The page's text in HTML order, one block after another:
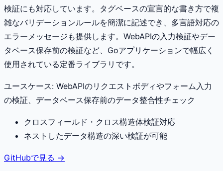
検証にも対応しています。タグベースの宣言的な書き方で複
雑なバリデーションルールを簡潔に記述でき、多言語対応の
エラーメッセージも提供します。WebAPIの入力検証やデー
タベース保存前の検証など、Goアプリケーションで幅広く
使用されている定番ライブラリです。
ユースケース: WebAPIのリクエストボディやフォーム入力
の検証、データベース保存前のデータ整合性チェック
クロスフィールド・クロス構造体検証対応
ネストしたデータ構造の深い検証が可能
GitHubで見る →